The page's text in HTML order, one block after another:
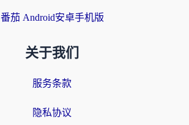
番茄 Android安卓手机版
关于我们
服务条款
隐私协议